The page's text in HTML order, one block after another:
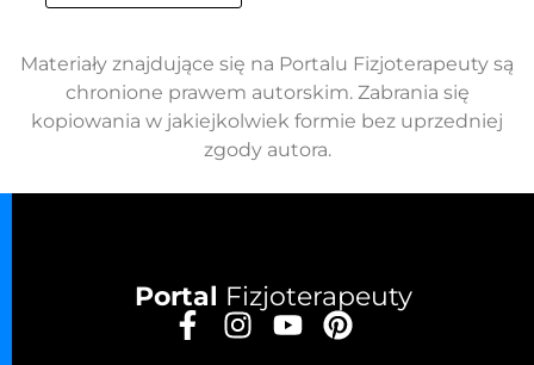
Materiały znajdujące się na Portalu Fizjoterapeuty są
chronione prawem autorskim. Zabrania się
kopiowania w jakiejkolwiek formie bez uprzedniej
zgody autora.
Portal Fizjoterapeuty